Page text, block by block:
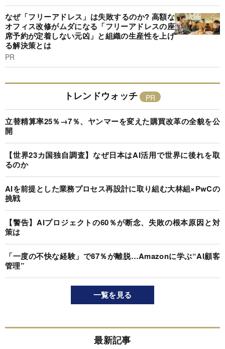
なぜ「フリーアドレス」は失敗するのか? 高額な
オフィス改修がムダになる「フリーアドレスの座
席予約が定着しない元凶」と組織の生産性を上げ
る解決策とは
PR
トレンドウォッチ
立替精算率25％→7％、ヤンマーを変えた購買改革の全貌を公
開
【世界23カ国独自調査】なぜ日本はAI活用で世界に後れを取
るのか
AIを前提とした業務プロセス再設計に取り組む大林組×PwCの
挑戦
【警告】AIプロジェクトの60％が断念、失敗の根本原因と対
策は
「一度の不快な経験」で87％が離脱…Amazonに学ぶ“AI顧客
管理”
一覧を見る
最新記事